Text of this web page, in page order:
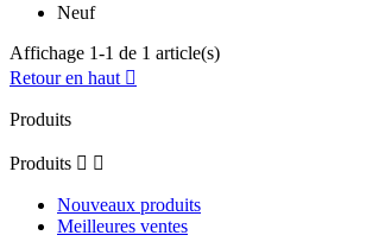
Neuf
Affichage 1-1 de 1 article(s)
Retour en haut 
Produits
Produits  
Nouveaux produits
Meilleures ventes